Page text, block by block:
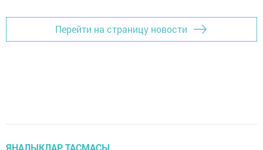
Перейти на страницу новости
ЯҢАЛЫКЛАР ТАСМАСЫ